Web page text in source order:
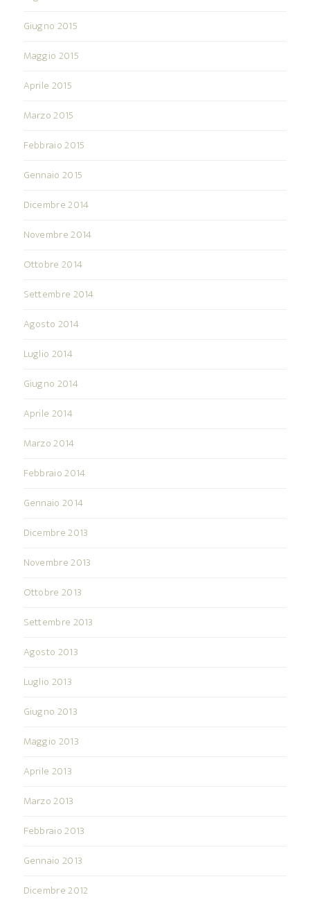
Giugno 2015
Maggio 2015
Aprile 2015
Marzo 2015
Febbraio 2015
Gennaio 2015
Dicembre 2014
Novembre 2014
Ottobre 2014
Settembre 2014
Agosto 2014
Luglio 2014
Giugno 2014
Aprile 2014
Marzo 2014
Febbraio 2014
Gennaio 2014
Dicembre 2013
Novembre 2013
Ottobre 2013
Settembre 2013
Agosto 2013
Luglio 2013
Giugno 2013
Maggio 2013
Aprile 2013
Marzo 2013
Febbraio 2013
Gennaio 2013
Dicembre 2012